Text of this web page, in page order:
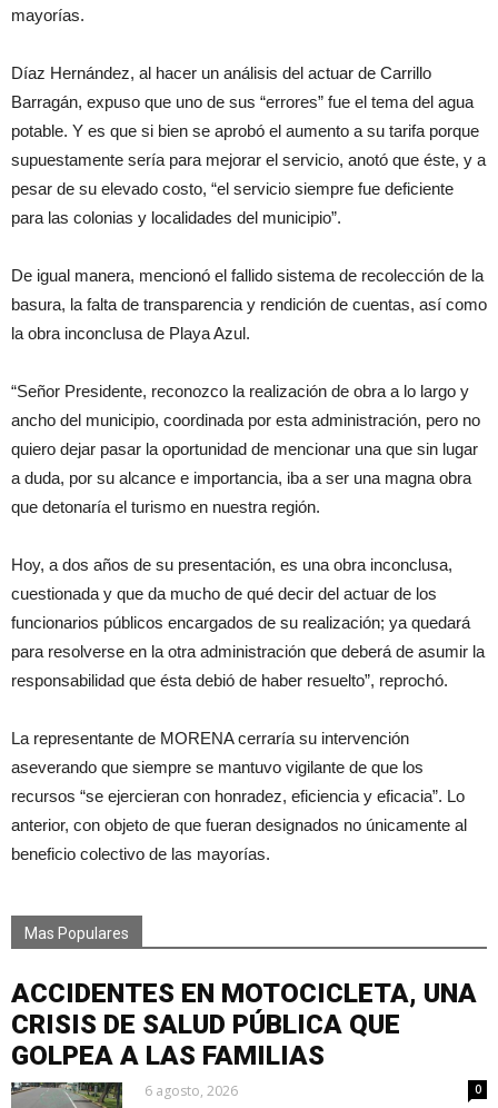
mayorías.
Díaz Hernández, al hacer un análisis del actuar de Carrillo
Barragán, expuso que uno de sus “errores” fue el tema del agua
potable. Y es que si bien se aprobó el aumento a su tarifa porque
supuestamente sería para mejorar el servicio, anotó que éste, y a
pesar de su elevado costo, “el servicio siempre fue deficiente
para las colonias y localidades del municipio”.
De igual manera, mencionó el fallido sistema de recolección de la
basura, la falta de transparencia y rendición de cuentas, así como
la obra inconclusa de Playa Azul.
“Señor Presidente, reconozco la realización de obra a lo largo y
ancho del municipio, coordinada por esta administración, pero no
quiero dejar pasar la oportunidad de mencionar una que sin lugar
a duda, por su alcance e importancia, iba a ser una magna obra
que detonaría el turismo en nuestra región.
Hoy, a dos años de su presentación, es una obra inconclusa,
cuestionada y que da mucho de qué decir del actuar de los
funcionarios públicos encargados de su realización; ya quedará
para resolverse en la otra administración que deberá de asumir la
responsabilidad que ésta debió de haber resuelto”, reprochó.
La representante de MORENA cerraría su intervención
aseverando que siempre se mantuvo vigilante de que los
recursos “se ejercieran con honradez, eficiencia y eficacia”. Lo
anterior, con objeto de que fueran designados no únicamente al
beneficio colectivo de las mayorías.
Mas Populares
ACCIDENTES EN MOTOCICLETA, UNA
CRISIS DE SALUD PÚBLICA QUE
GOLPEA A LAS FAMILIAS
6 agosto, 2026 0